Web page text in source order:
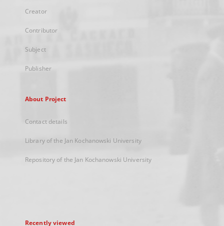
Creator
Contributor
Subject
Publisher
About Project
Contact details
Library of the Jan Kochanowski University
Repository of the Jan Kochanowski University
Recently viewed